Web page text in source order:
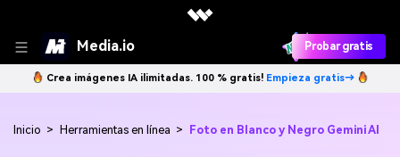
Media.io Probar gratis
Crea imágenes IA ilimitadas. 100 % gratis! Empieza gratis→
Inicio > Herramientas en línea > Foto en Blanco y Negro Gemini AI